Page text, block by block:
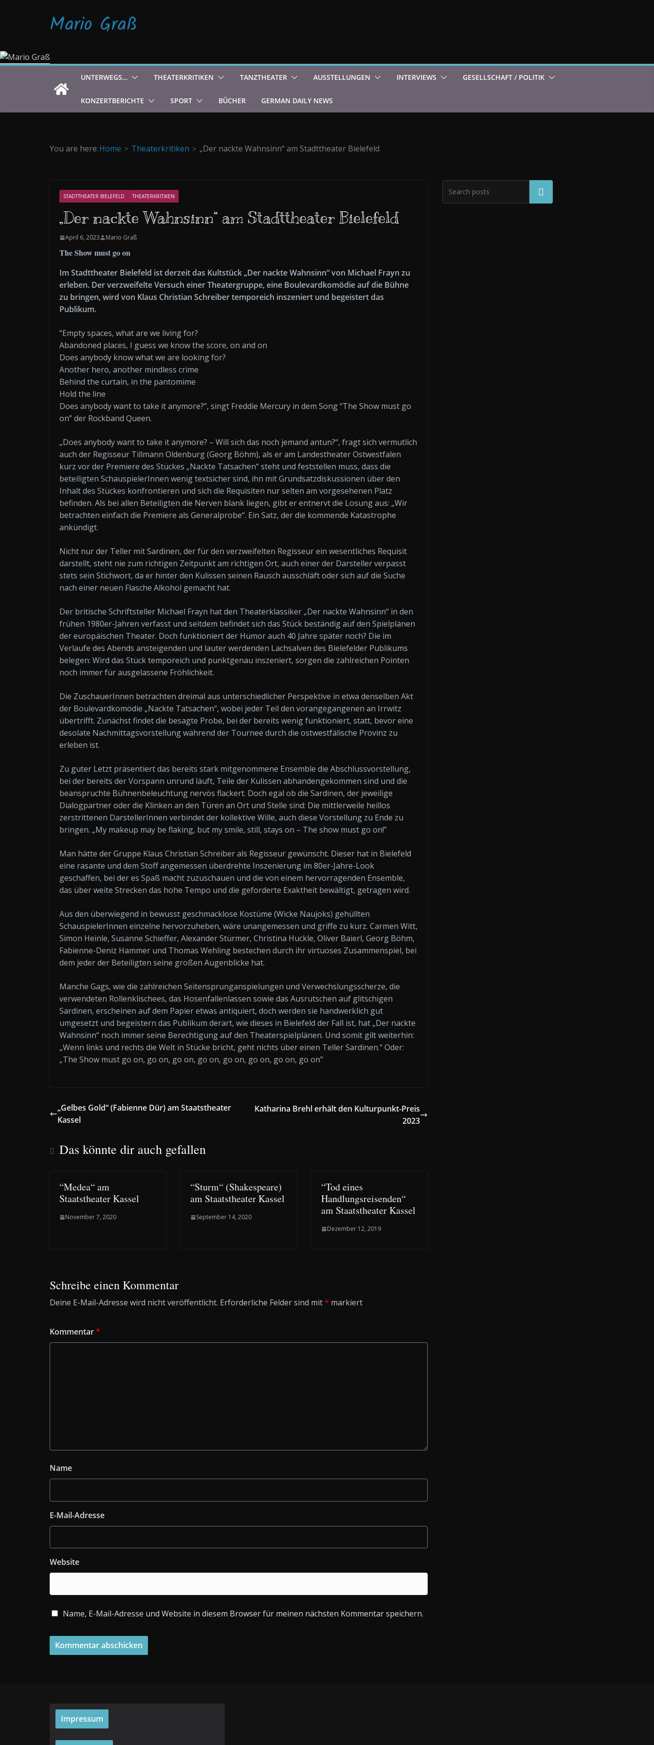
Mario Graß
UNTERWEGS… THEATERKRITIKEN TANZTHEATER AUSSTELLUNGEN INTERVIEWS GESELLSCHAFT / POLITIK
KONZERTBERICHTE SPORT BÜCHER GERMAN DAILY NEWS
You are here:Home Theaterkritiken „Der nackte Wahnsinn“ am Stadttheater Bielefeld
STADTTHEATER BIELEFELD THEATERKRITIKEN
„Der nackte Wahnsinn“ am Stadttheater Bielefeld
April 6, 2023 Mario Graß
The Show must go on
Im Stadttheater Bielefeld ist derzeit das Kultstück „Der nackte Wahnsinn“ von Michael Frayn zu
erleben. Der verzweifelte Versuch einer Theatergruppe, eine Boulevardkomödie auf die Bühne
zu bringen, wird von Klaus Christian Schreiber temporeich inszeniert und begeistert das
Publikum.
“Empty spaces, what are we living for?
Abandoned places, I guess we know the score, on and on
Does anybody know what we are looking for?
Another hero, another mindless crime
Behind the curtain, in the pantomime
Hold the line
Does anybody want to take it anymore?”, singt Freddie Mercury in dem Song “The Show must go
on” der Rockband Queen.
„Does anybody want to take it anymore? – Will sich das noch jemand antun?“, fragt sich vermutlich
auch der Regisseur Tillmann Oldenburg (Georg Böhm), als er am Landestheater Ostwestfalen
kurz vor der Premiere des Stückes „Nackte Tatsachen“ steht und feststellen muss, dass die
beteiligten SchauspielerInnen wenig textsicher sind, ihn mit Grundsatzdiskussionen über den
Inhalt des Stückes konfrontieren und sich die Requisiten nur selten am vorgesehenen Platz
befinden. Als bei allen Beteiligten die Nerven blank liegen, gibt er entnervt die Losung aus: „Wir
betrachten einfach die Premiere als Generalprobe“. Ein Satz, der die kommende Katastrophe
ankündigt.
Nicht nur der Teller mit Sardinen, der für den verzweifelten Regisseur ein wesentliches Requisit
darstellt, steht nie zum richtigen Zeitpunkt am richtigen Ort, auch einer der Darsteller verpasst
stets sein Stichwort, da er hinter den Kulissen seinen Rausch ausschläft oder sich auf die Suche
nach einer neuen Flasche Alkohol gemacht hat.
Der britische Schriftsteller Michael Frayn hat den Theaterklassiker „Der nackte Wahnsinn“ in den
frühen 1980er-Jahren verfasst und seitdem befindet sich das Stück beständig auf den Spielplänen
der europäischen Theater. Doch funktioniert der Humor auch 40 Jahre später noch? Die im
Verlaufe des Abends ansteigenden und lauter werdenden Lachsalven des Bielefelder Publikums
belegen: Wird das Stück temporeich und punktgenau inszeniert, sorgen die zahlreichen Pointen
noch immer für ausgelassene Fröhlichkeit.
Die ZuschauerInnen betrachten dreimal aus unterschiedlicher Perspektive in etwa denselben Akt
der Boulevardkomödie „Nackte Tatsachen“, wobei jeder Teil den vorangegangenen an Irrwitz
übertrifft. Zunächst findet die besagte Probe, bei der bereits wenig funktioniert, statt, bevor eine
desolate Nachmittagsvorstellung während der Tournee durch die ostwestfälische Provinz zu
erleben ist.
Zu guter Letzt präsentiert das bereits stark mitgenommene Ensemble die Abschlussvorstellung,
bei der bereits der Vorspann unrund läuft, Teile der Kulissen abhandengekommen sind und die
beanspruchte Bühnenbeleuchtung nervös flackert. Doch egal ob die Sardinen, der jeweilige
Dialogpartner oder die Klinken an den Türen an Ort und Stelle sind: Die mittlerweile heillos
zerstrittenen DarstellerInnen verbindet der kollektive Wille, auch diese Vorstellung zu Ende zu
bringen. „My makeup may be flaking, but my smile, still, stays on – The show must go on!”
Man hätte der Gruppe Klaus Christian Schreiber als Regisseur gewünscht. Dieser hat in Bielefeld
eine rasante und dem Stoff angemessen überdrehte Inszenierung im 80er-Jahre-Look
geschaffen, bei der es Spaß macht zuzuschauen und die von einem hervorragenden Ensemble,
das über weite Strecken das hohe Tempo und die geforderte Exaktheit bewältigt, getragen wird.
Aus den überwiegend in bewusst geschmacklose Kostüme (Wicke Naujoks) gehüllten
SchauspielerInnen einzelne hervorzuheben, wäre unangemessen und griffe zu kurz. Carmen Witt,
Simon Heinle, Susanne Schieffer, Alexander Stürmer, Christina Huckle, Oliver Baierl, Georg Böhm,
Fabienne-Deniz Hammer und Thomas Wehling bestechen durch ihr virtuoses Zusammenspiel, bei
dem jeder der Beteiligten seine großen Augenblicke hat.
Manche Gags, wie die zahlreichen Seitensprunganspielungen und Verwechslungsscherze, die
verwendeten Rollenklischees, das Hosenfallenlassen sowie das Ausrutschen auf glitschigen
Sardinen, erscheinen auf dem Papier etwas antiquiert, doch werden sie handwerklich gut
umgesetzt und begeistern das Publikum derart, wie dieses in Bielefeld der Fall ist, hat „Der nackte
Wahnsinn“ noch immer seine Berechtigung auf den Theaterspielplänen. Und somit gilt weiterhin:
„Wenn links und rechts die Welt in Stücke bricht, geht nichts über einen Teller Sardinen.“ Oder:
„The Show must go on, go on, go on, go on, go on, go on, go on, go on”
„Gelbes Gold“ (Fabienne Dür) am Staatstheater
Kassel
Katharina Brehl erhält den Kulturpunkt-Preis
2023
Das könnte dir auch gefallen
“Medea“ am
Staatstheater Kassel
November 7, 2020
“Sturm“ (Shakespeare)
am Staatstheater Kassel
September 14, 2020
“Tod eines
Handlungsreisenden“
am Staatstheater Kassel
Dezember 12, 2019
Schreibe einen Kommentar
Deine E-Mail-Adresse wird nicht veröffentlicht. Erforderliche Felder sind mit* markiert
Kommentar*
Name
E-Mail-Adresse
Website
Name, E-Mail-Adresse und Website in diesem Browser für meinen nächsten Kommentar speichern.
Suchen
Impressum